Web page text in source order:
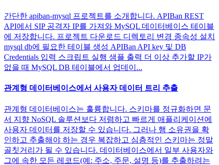
간단한 apiban-mysql 프로젝트를 소개합니다. APIBan REST
API에서 SIP 공격자 IP를 가져와 MySQL 데이터베이스 테이블
에 저장합니다. 프로젝트 다운로드 디렉토리 변경 종속성 설치
mysql db에 필요한 테이블 생성 APIBan API key 및 DB
Credentials 입력 스크립트 실행 샘플 출력 더 이상 추가할 IP가
없을 때 MySQL DB 테이블에서 업데이...
관계형 데이터베이스에서 사용자 데이터 트리 추출
관계형 데이터베이스는 훌륭합니다. 스키마를 정규화하면 문
서 지향 NoSQL 솔루션보다 저렴하고 빠르게 애플리케이션에
사용자 데이터를 저장할 수 있습니다. 그러나 행 소유권을 확
인하고 추출해야 하는 경우 복잡하고 심층적인 스키마는 정말
골칫거리가 될 수 있습니다. 데이터베이스에서 일부 사용자와
그에 속한 모든 레코드(예: 주소, 주문, 설명 등)를 추출하려는